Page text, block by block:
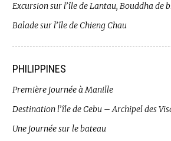
Excursion sur l’île de Lantau, Bouddha de
Balade sur l’île de Chieng Chau
PHILIPPINES
Première journée à Manille
Destination l’île de Cebu – Archipel des
Une journée sur le bateau